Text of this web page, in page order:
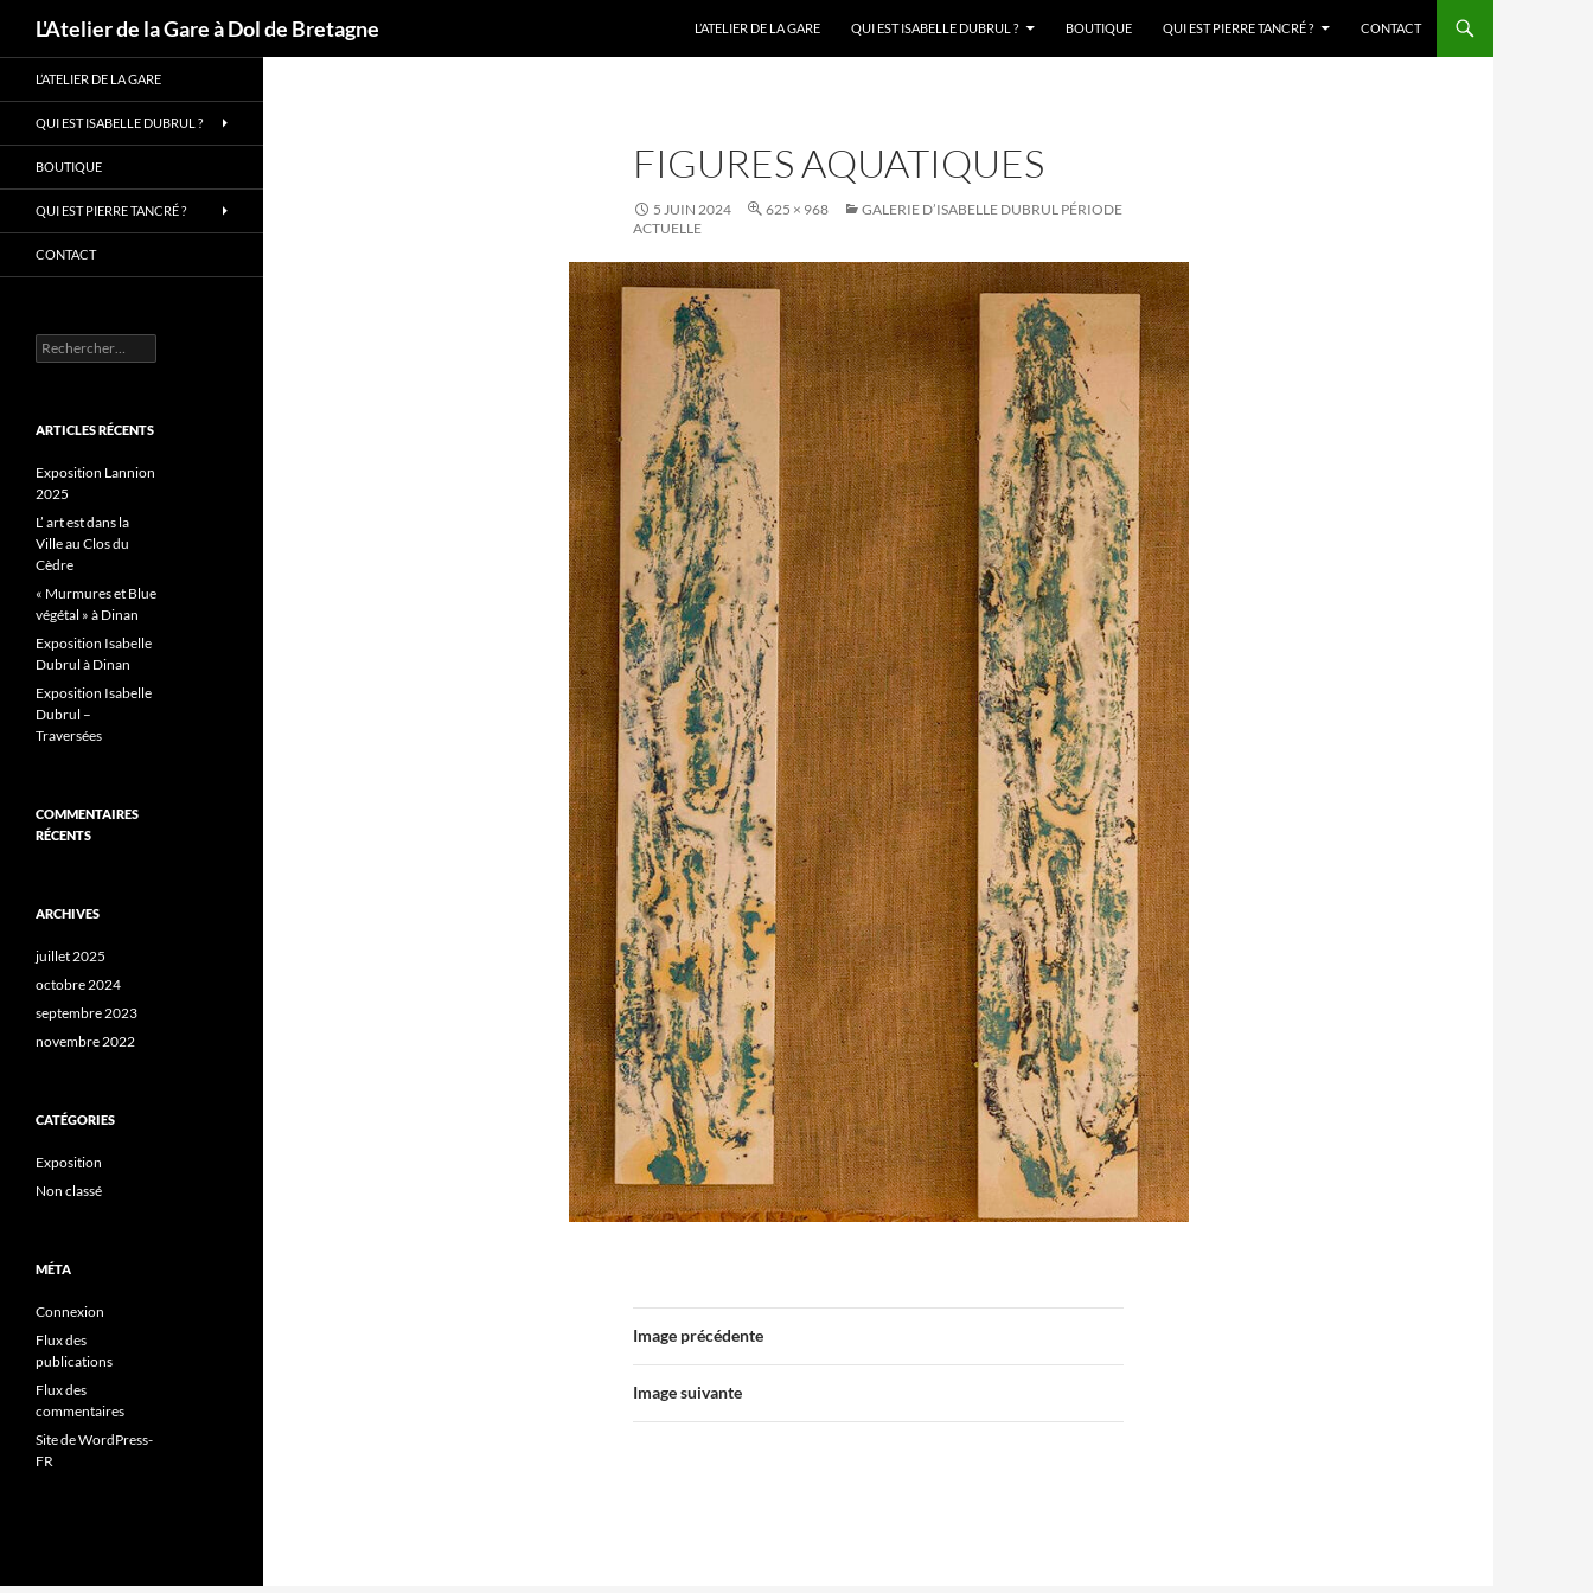
Aller
au
contenu
L'Atelier de la Gare à Dol de Bretagne L’ATELIER DE LA GARE QUI EST ISABELLE DUBRUL ? BOUTIQUE QUI EST PIERRE TANCRÉ ? CONTACT
FIGURES AQUATIQUES
5 JUIN 2024 625 × 968
GALERIE D’ISABELLE DUBRUL PÉRIODE
ACTUELLE
Image précédente
Image suivante
L’ATELIER DE LA GARE
QUI EST ISABELLE DUBRUL ?
BOUTIQUE
QUI EST PIERRE TANCRÉ ?
CONTACT
Rechercher :
ARTICLES RÉCENTS
Exposition Lannion
2025
L’ art est dans la
Ville au Clos du
Cèdre
« Murmures et Blue
végétal » à Dinan
Exposition Isabelle
Dubrul à Dinan
Exposition Isabelle
Dubrul –
Traversées
COMMENTAIRES
RÉCENTS
ARCHIVES
juillet 2025
octobre 2024
septembre 2023
novembre 2022
CATÉGORIES
Exposition
Non classé
MÉTA
Connexion
Flux des
publications
Flux des
commentaires
Site de WordPress-
FR